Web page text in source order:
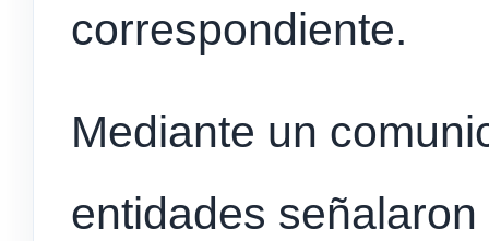
correspondiente.
Mediante un
entidades